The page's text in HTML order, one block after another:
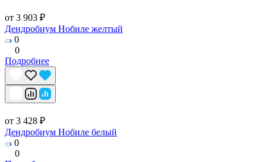
от 3 903 ₽
Дендробиум Нобиле желтый
0
0
Подробнее
от 3 428 ₽
Дендробиум Нобиле белый
0
0